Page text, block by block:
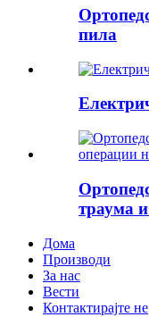
пила
траума
Дома
Производи
За нас
Вести
Контактирајте не